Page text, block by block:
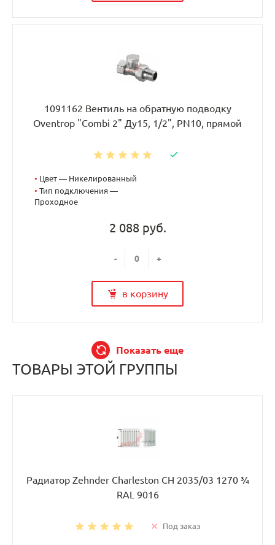
1091162 Вентиль на обратную подводку
Oventrop "Combi 2" Ду15, 1/2", PN10, прямой
• Цвет — Никелированный
• Тип подключения —
Проходное
2 088 руб.
- +
в корзину
Показать еще
ТОВАРЫ ЭТОЙ ГРУППЫ
Радиатор Zehnder Charleston CH 2035/03 1270 ¾
RAL 9016
Под заказ